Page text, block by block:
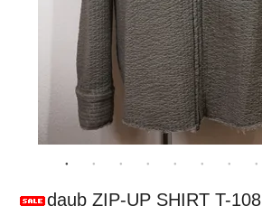
daub ZIP-UP SHIRT T-108